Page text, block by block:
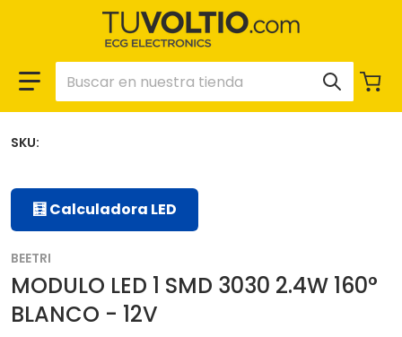
Buscar en nuestra tienda
BEETRI
MODULO LED 1 SMD 3030 2.4W 160°
BLANCO - 12V
SKU:
🧮 Calculadora LED